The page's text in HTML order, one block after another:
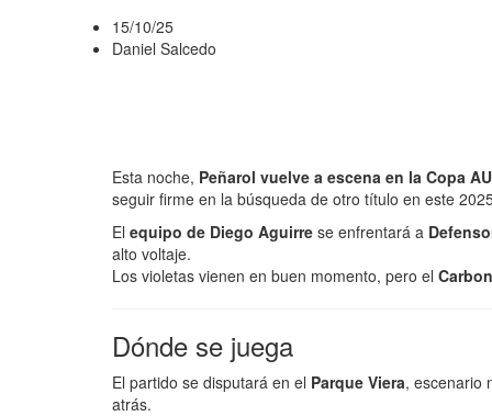
15/10/25
Daniel Salcedo
Esta noche, Peñarol vuelve a escena en la Copa
seguir firme en la búsqueda de otro título en este
El equipo de Diego Aguirre se enfrentará a
alto voltaje.
Los violetas vienen en buen momento, pero el
Dónde se juega
El partido se disputará en el Parque Viera, escenario
atrás.